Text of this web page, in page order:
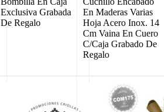
Exclusiva Grabada
De Regalo
En Maderas Varias
Hoja Acero Inox. 14
Cm Vaina En Cuero
C/Caja Grabado De
Regalo